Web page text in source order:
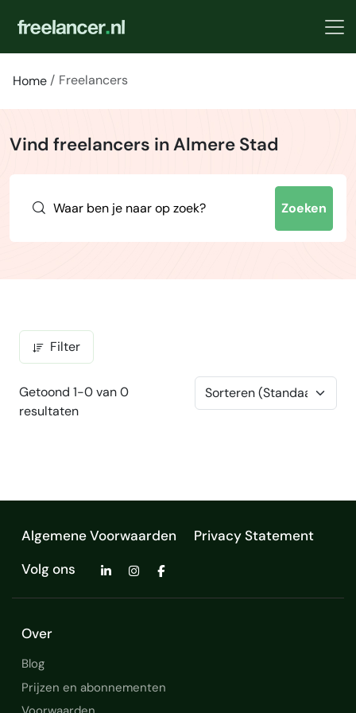
Home Freelancers
Vind freelancers in Almere Stad
Zoeken
Filter
Getoond 1-0 van 0
resultaten
Algemene Voorwaarden
Privacy Statement
Volg ons
Over
Blog
Prijzen en abonnementen